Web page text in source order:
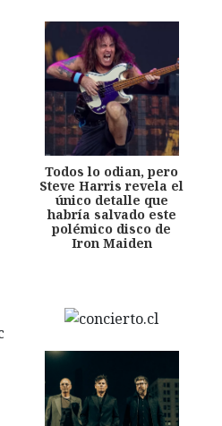
Todos lo odian, pero
Steve Harris revela el
único detalle que
habría salvado este
polémico disco de
Iron Maiden